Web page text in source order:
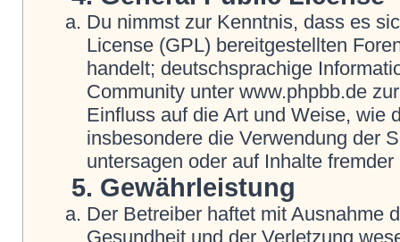
Du nimmst zur Kenntnis, dass es
License (GPL) bereitgestellten
handelt; deutschsprachige
Community unter www.phpbb.de
Einfluss auf die Art und Weise, wie
insbesondere die Verwendung der
untersagen oder auf Inhalte
5. Gewährleistung
Der Betreiber haftet mit Ausnahme
Gesundheit und der Verletzung